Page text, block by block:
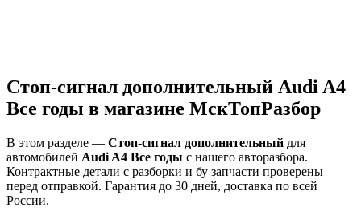
Стоп-сигнал дополнительный Audi A4
Все годы в магазине МскТопРазбор
В этом разделе — Стоп-сигнал дополнительный для
автомобилей Audi A4 Все годы с нашего авторазбора.
Контрактные детали с разборки и бу запчасти проверены
перед отправкой. Гарантия до 30 дней, доставка по всей
России.